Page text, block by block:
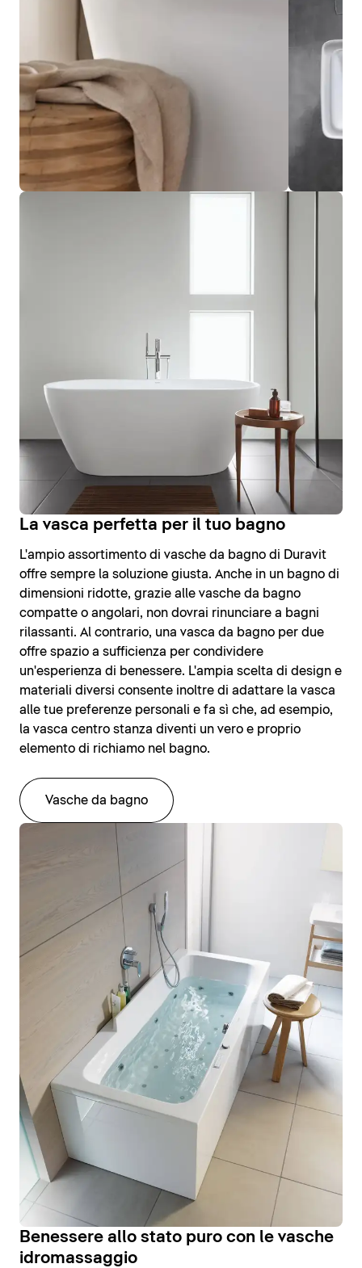
La vasca perfetta per il tuo bagno
L'ampio assortimento di vasche da bagno di Duravit
offre sempre la soluzione giusta. Anche in un bagno di
dimensioni ridotte, grazie alle vasche da bagno
compatte o angolari, non dovrai rinunciare a bagni
rilassanti. Al contrario, una vasca da bagno per due
offre spazio a sufficienza per condividere
un'esperienza di benessere. L'ampia scelta di design e
materiali diversi consente inoltre di adattare la vasca
alle tue preferenze personali e fa sì che, ad esempio,
la vasca centro stanza diventi un vero e proprio
elemento di richiamo nel bagno.
Vasche da bagno
Benessere allo stato puro con le vasche
idromassaggio